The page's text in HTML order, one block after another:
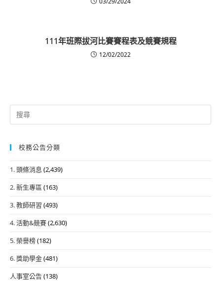
111年班際拔河比賽賽程表及競賽規程
12/02/2022
Search
for:
校務公告分類
1. 頭條消息 (2,439)
2. 新生專區 (163)
3. 教師研習 (493)
4. 活動&競賽(2,630)
5. 榮譽榜(182)
6. 獎助學金(481)
人事室公告(138)